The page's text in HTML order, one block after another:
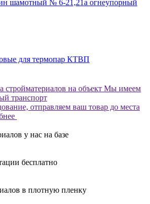
шамотный № 6-21,21а огнеупорный
для термопар КТВП
стройматериалов на объект Мы имеем
транспорт
отправляем ваш товар до места
у нас на базе
бесплатно
в плотную пленку